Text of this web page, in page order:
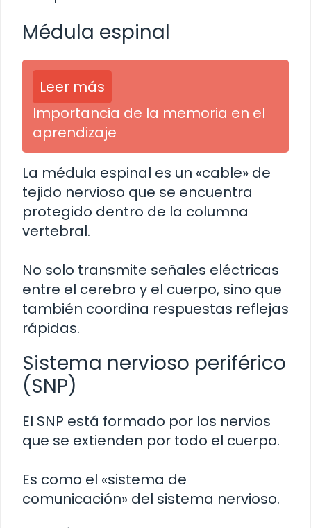
Médula espinal
Leer más
Importancia de la memoria en el
aprendizaje
La médula espinal es un «cable» de
tejido nervioso que se encuentra
protegido dentro de la columna
vertebral.
No solo transmite señales eléctricas
entre el cerebro y el cuerpo, sino que
también coordina respuestas reflejas
rápidas.
Sistema nervioso periférico
(SNP)
El SNP está formado por los nervios
que se extienden por todo el cuerpo.
Es como el «sistema de
comunicación» del sistema nervioso.